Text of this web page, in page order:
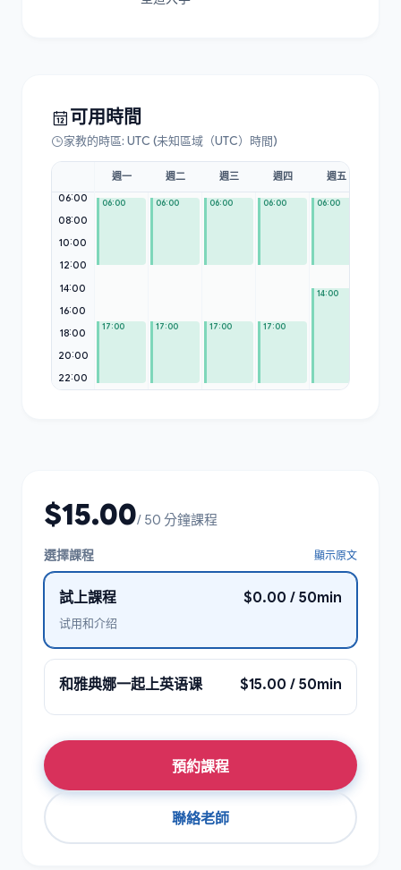
可用時間
家教的時區: UTC (未知區域（UTC）時間)
06:00
08:00
10:00
12:00
14:00
16:00
18:00
20:00
22:00
週一
06:00
17:00
週二
06:00
17:00
週三
06:00
17:00
週四
06:00
17:00
週五
06:00
14:00
$15.00/ 50 分鐘課程
選擇課程 顯示原文
試上課程 $0.00 / 50min
试用和介绍
和雅典娜一起上英语课 $15.00 / 50min
預約課程
聯絡老師